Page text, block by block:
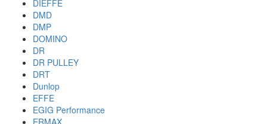
DIEFFE
DMD
DMP
DOMINO
DR
DR PULLEY
DRT
Dunlop
EFFE
EGIG Performance
ERMAX